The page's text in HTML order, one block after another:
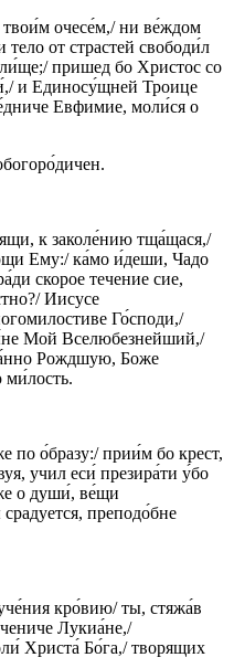
твои́м очесе́м,/ ни ве́ждом
от страстей свободи́л
пришед бо Христос со
и Единосу́щней Троице
Евфимие, моли́ся о
к заколе́нию тща́щася,/
Ему:/ ка́мо и́деши, Чадо
скорое течение сие,
Иисусе
Го́споди,/
Мой Вселюбезнейший,/
Рождшую, Боже
по о́бразу:/ прии́м бо крест,
учил еси́ презира́ти у́бо
о души́, ве́щи
преподо́бне
кро́вию/ ты, стяжа́в
Лукиа́не,/
Христа́ Бо́га,/ творящих